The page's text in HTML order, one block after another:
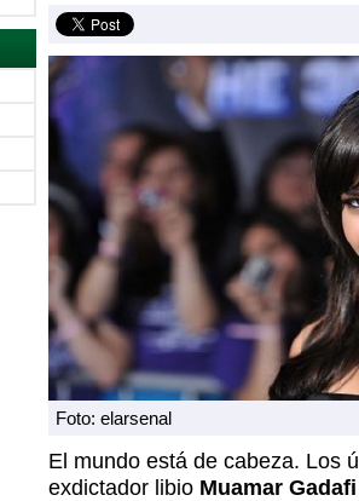
Foto: elarsenal
El mundo está de cabeza. Los
exdictador libio Muamar